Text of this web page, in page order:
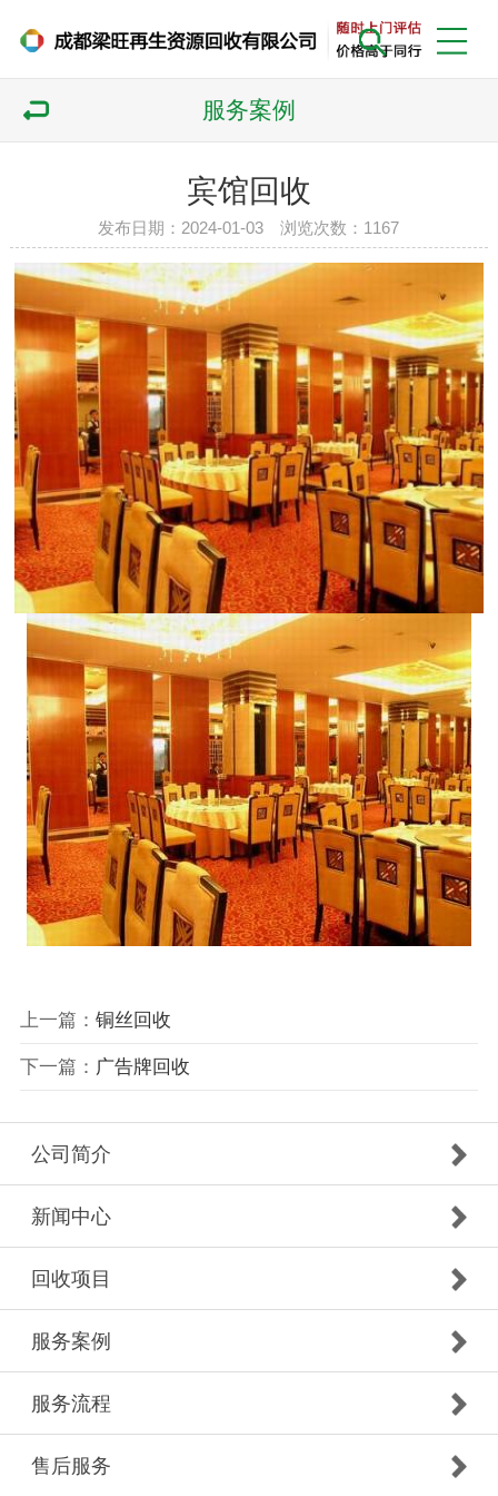
服务案例
宾馆回收
发布日期：2024-01-03 浏览次数： 1167
上一篇： 铜丝回收
下一篇： 广告牌回收
公司简介
新闻中心
回收项目
服务案例
服务流程
售后服务